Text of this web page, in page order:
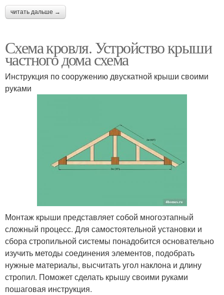
читать дальше →
Схема кровля. Устройство крыши
частного дома схема
Инструкция по сооружению двускатной крыши своими
руками
Монтаж крыши представляет собой многоэтапный
сложный процесс. Для самостоятельной установки и
сбора стропильной системы понадобится основательно
изучить методы соединения элементов, подобрать
нужные материалы, высчитать угол наклона и длину
стропил. Поможет сделать крышу своими руками
пошаговая инструкция.